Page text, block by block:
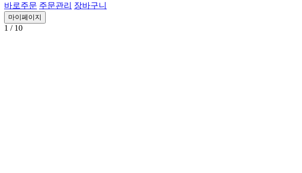
바로주문 주문관리 장바구니
마이페이지
1 / 10